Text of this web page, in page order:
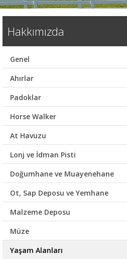
Hakkımızda
Genel
Ahırlar
Padoklar
Horse Walker
At Havuzu
Lonj ve İdman Pisti
Doğumhane ve Muayenehane
Ot, Sap Deposu ve Yemhane
Malzeme Deposu
Müze
Yaşam Alanları